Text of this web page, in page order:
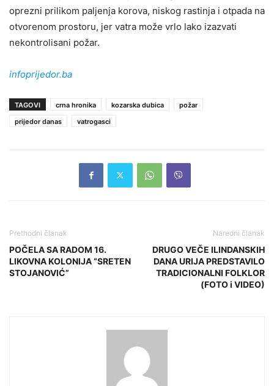
oprezni prilikom paljenja korova, niskog rastinja i otpada na
otvorenom prostoru, jer vatra može vrlo lako izazvati
nekontrolisani požar.
infoprijedor.ba
TAGOVI crna hronika kozarska dubica
požar
prijedor danas
vatrogasci
Prethodni članak
POČELA SA RADOM 16.
LIKOVNA KOLONIJA “SRETEN
STOJANOVIĆ”
Naredni članak
DRUGO VEČE ILINDANSKIH
DANA URIJA PREDSTAVILO
TRADICIONALNI FOLKLOR
(FOTO i VIDEO)